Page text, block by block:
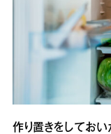
作り置きをしてお